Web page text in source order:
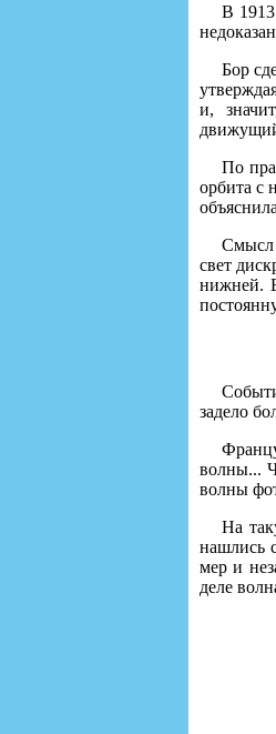
В 1913
Бор
и,
По
орбита с
Смысл
свет
нижней.
задело
волны...
волны
На
нашлись
мер и
деле